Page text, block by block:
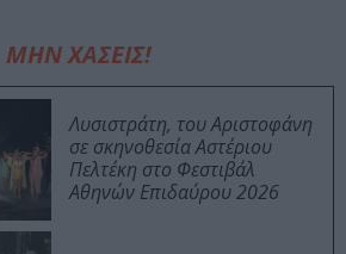
ΜΗΝ ΧΑΣΕΙΣ!
Λυσιστράτη, του Αριστοφάνη
σε σκηνοθεσία Αστέριου
Πελτέκη στο Φεστιβάλ
Αθηνών Επιδαύρου 2026